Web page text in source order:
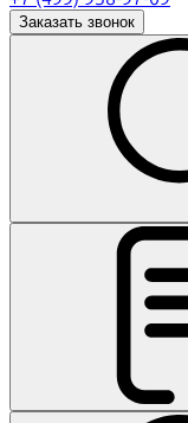
Заказать звонок